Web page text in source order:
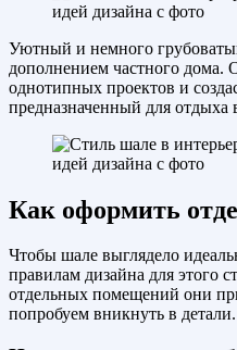
Уютный и немного
дополнением частного дома.
однотипных проектов и
предназначенный для отдыха
Как оформить
Чтобы шале выглядело
правилам дизайна для этого
отдельных помещений они
попробуем вникнуть в детали.